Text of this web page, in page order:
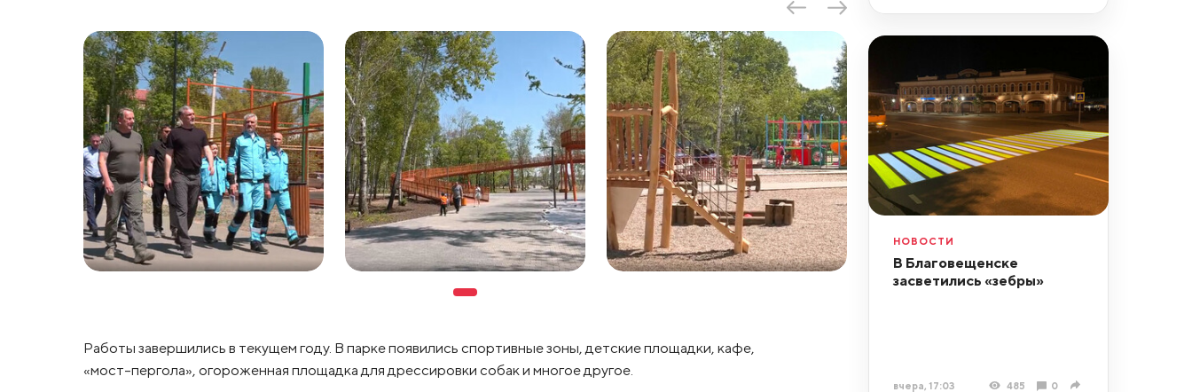
Работы завершились в текущем году. В парке появились спортивные зоны, детские площадки, кафе,
«мост-пергола», огороженная площадка для дрессировки собак и многое другое.
НОВОСТИ
В Благовещенске
засветились «зебры»
вчера, 17:03 485 0